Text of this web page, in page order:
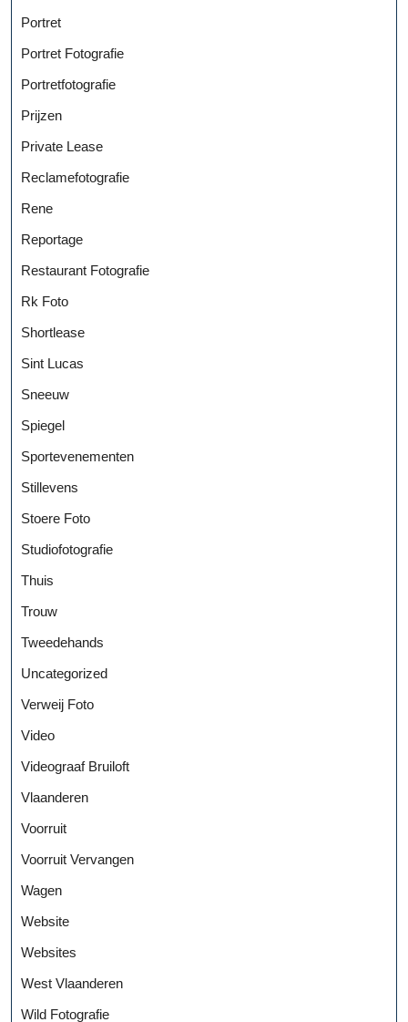
Portret
Portret Fotografie
Portretfotografie
Prijzen
Private Lease
Reclamefotografie
Rene
Reportage
Restaurant Fotografie
Rk Foto
Shortlease
Sint Lucas
Sneeuw
Spiegel
Sportevenementen
Stillevens
Stoere Foto
Studiofotografie
Thuis
Trouw
Tweedehands
Uncategorized
Verweij Foto
Video
Videograaf Bruiloft
Vlaanderen
Voorruit
Voorruit Vervangen
Wagen
Website
Websites
West Vlaanderen
Wild Fotografie